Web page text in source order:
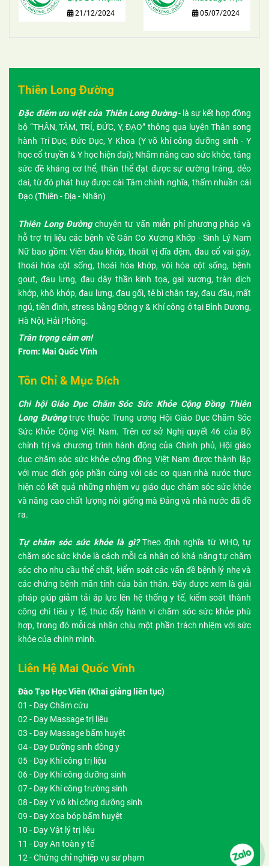
Ích Khí ở Hải
21/12/2024
Liệu tại Hải
05/07/2024
Thiên Long Đường
Đặc điểm ưu việt của Thiên Long Đường- là sự kết hợp đồng
bộ “THÂN, TÂM, TRÍ, ĐỨC, Y, ĐẠO” thông qua luyện Thân song
hành Trí Dục, Đức Dục, Y Khoa (Y võ khí công dưỡng sinh - Y
học cổ truyền & Y học hiện đại); Nhằm nâng cao sức khỏe, tăng
sức đề kháng cơ thể, thân thể đạt được sự cường tráng, dẻo
dai, từ đó phát huy được cái Tâm chính nghĩa, thấm nhuần cái
Đạo (Thiên - Địa - Nhân)
Thiên Long Đườngchuyên tư vấn miễn phí phương pháp và
hỗ trợ trị liệu các bệnh về Gân Cơ Xương Khớp - Sinh Lý Nam
Nữ bao gồm: Viên đau khớp, thoát vị đĩa đệm, đau cổ vai gáy,
thoái hóa cột sống, thoái hóa khớp, vôi hóa cột sống, bệnh
gout, đau lưng, đau dây thần kinh tọa, gai xương, tràn dịch
khớp, khô khớp, đau lưng, đau gối, tê bì chân tay, đau đầu, mất
ngủ, tiền đình, stress bằng Đông y & Khí công ở tại Bình Dương,
Hà Nội, Hải Phòng.
Trân trọng cảm ơn!
From: Mai Quốc Vĩnh
Tôn Chỉ & Mục Đích
Chi hội Giáo Dục Chăm Sóc Sức Khỏe Cộng Đồng Thiên
Long Đườngtrực thuộc Trung ương Hội Giáo Dục Chăm Sóc
Sức Khỏe Cộng Việt Nam. Trên cơ sở Nghị quyết 46 của Bộ
chính trị và chương trình hành động của Chính phủ, Hội giáo
dục chăm sóc sức khỏe cộng đồng Việt Nam được thành lập
với mục đích góp phần cùng với các cơ quan nhà nước thực
hiện có kết quả những nhiệm vụ giáo dục chăm sóc sức khỏe
và nâng cao chất lượng nòi giống mà Đảng và nhà nước đã đề
ra.
Tự chăm sóc sức khỏe là gì?Theo định nghĩa từ WHO, tự
chăm sóc sức khỏe là cách mỗi cá nhân có khả năng tự chăm
sóc cho nhu cầu thể chất, kiểm soát các vấn đề bệnh lý nhẹ và
các chứng bệnh mãn tính của bản thân. Đây được xem là giải
pháp giúp giảm tải áp lực lên hệ thống y tế, kiểm soát thành
công chi tiêu y tế, thúc đẩy hành vi chăm sóc sức khỏe phù
hợp, trong đó mỗi cá nhân chịu một phần trách nhiệm với sức
khỏe của chính mình.
Liên Hệ Mai Quốc Vĩnh
Đào Tạo Học Viên (Khai giảng liên tục)
01 - Dạy Châm cứu
02 - Dạy Massage trị liệu
03 - Dạy Massage bấm huyệt
04 - Dạy Dưỡng sinh đông y
05 - Dạy Khí công trị liệu
06 - Dạy Khí công dưỡng sinh
07 - Dạy Khí công trường sinh
08 - Dạy Y võ khí công dưỡng sinh
09 - Dạy Xoa bóp bấm huyệt
10 - Dạy Vật lý trị liệu
11 - Dạy An toàn y tế
12 - Chứng chỉ nghiệp vụ sư phạm